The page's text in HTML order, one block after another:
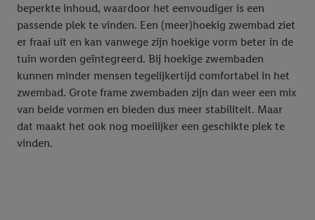
beperkte inhoud, waardoor het eenvoudiger is een
passende plek te vinden. Een (meer)hoekig zwembad ziet
er fraai uit en kan vanwege zijn hoekige vorm beter in de
tuin worden geïntegreerd. Bij hoekige zwembaden
kunnen minder mensen tegelijkertijd comfortabel in het
zwembad. Grote frame zwembaden zijn dan weer een mix
van beide vormen en bieden dus meer stabiliteit. Maar
dat maakt het ook nog moeilijker een geschikte plek te
vinden.